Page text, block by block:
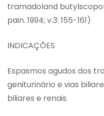
tramadoland
pain. 1994; v.3: 155-161)
INDICAÇÕES
Espasmos agudos dos
geniturinário e vias
biliares e renais.